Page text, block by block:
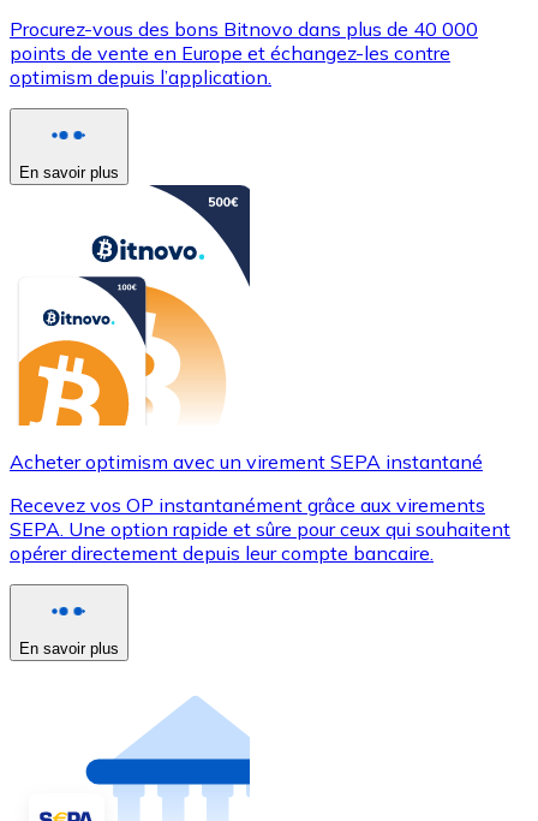
Procurez-vous des bons Bitnovo dans plus de 40 000
points de vente en Europe et échangez-les contre
optimism depuis l’application.
En savoir plus
Acheter optimism avec un virement SEPA instantané
Recevez vos OP instantanément grâce aux virements
SEPA. Une option rapide et sûre pour ceux qui souhaitent
opérer directement depuis leur compte bancaire.
En savoir plus